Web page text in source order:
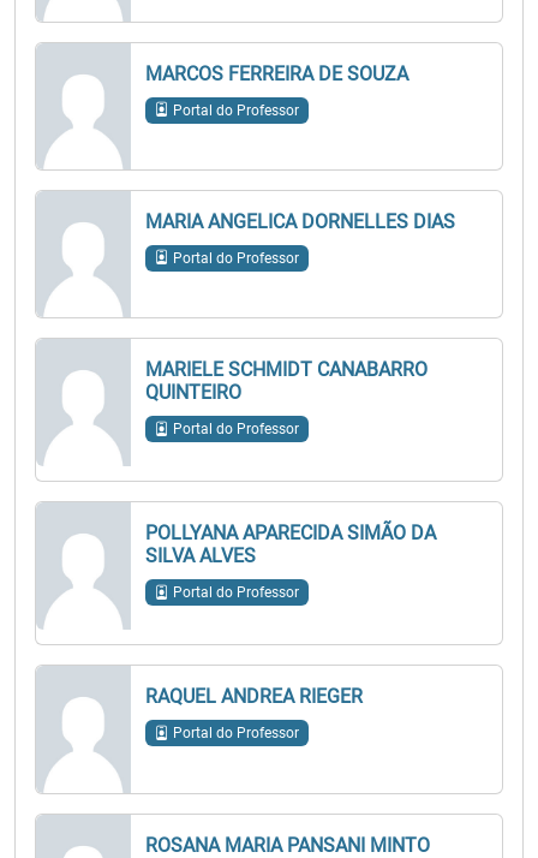
MARCOS FERREIRA DE SOUZA
Portal do Professor
MARIA ANGELICA DORNELLES DIAS
Portal do Professor
MARIELE SCHMIDT CANABARRO
QUINTEIRO
Portal do Professor
POLLYANA APARECIDA SIMÃO DA
SILVA ALVES
Portal do Professor
RAQUEL ANDREA RIEGER
Portal do Professor
ROSANA MARIA PANSANI MINTO